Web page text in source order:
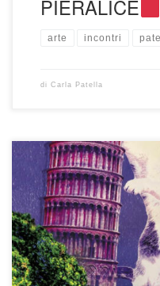
PIERALICE
arte incontri
di Carla Patella
mostra organizzata da
https://fb.watch/